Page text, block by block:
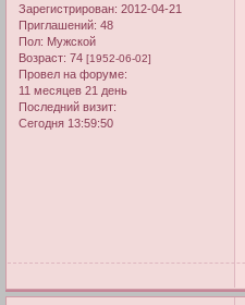
Зарегистрирован: 2012-04-21
Приглашений: 48
Пол: Мужской
Возраст: 74 [1952-06-02]
Провел на форуме:
11 месяцев 21 день
Последний визит:
Сегодня 13:59:50